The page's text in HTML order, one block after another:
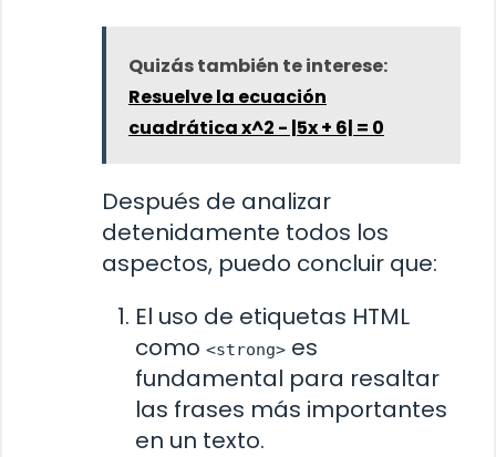
Quizás también te interese:
Resuelve la ecuación
cuadrática x^2 - |5x + 6| = 0
Después de analizar
detenidamente todos los
aspectos, puedo concluir que:
El uso de etiquetas HTML
como <strong> es
fundamental para resaltar
las frases más importantes
en un texto.